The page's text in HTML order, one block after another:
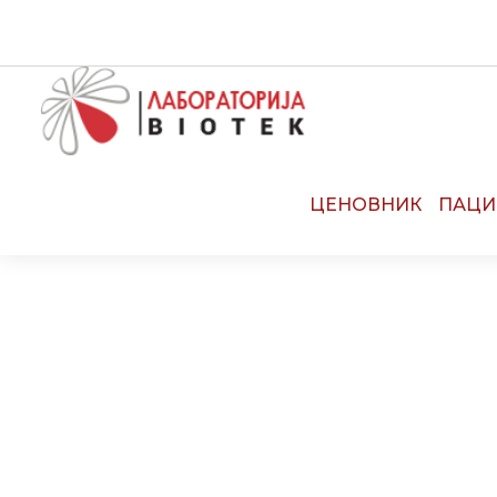
CALL
ЦЕНОВНИК